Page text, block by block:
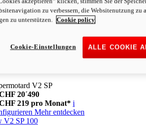
Mehr entdecken
V2
CHF 169 pro Monat* i
Mehr entdecken
V2 SP
20´490
219 pro Monat* i
Mehr entdecken
V2 SP 100
zu verbessern, die Websitenutzung zu
zu unterstützen.
Cookie policy
ALLE COOKIE
Cookie-Einstellungen